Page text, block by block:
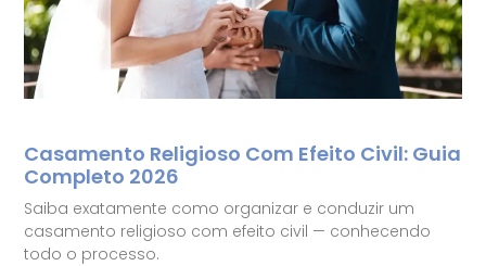
Casamento Religioso Com Efeito Civil: Guia
Completo 2026
Saiba exatamente como organizar e conduzir um
casamento religioso com efeito civil — conhecendo
todo o processo.